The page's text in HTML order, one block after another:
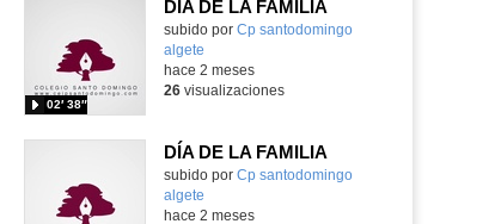
pantalla
DÍA DE LA FAMILIA
subido por Cp santodomingo
algete
02′ 38″
hace 2 meses
26visualizaciones
DÍA DE LA FAMILIA
subido por Cp santodomingo
algete
hace 2 meses